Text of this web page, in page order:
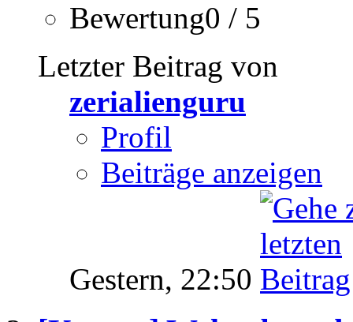
Bewertung0 / 5
Letzter Beitrag von
zerialienguru
Profil
Beiträge anzeigen
Gestern, 22:50